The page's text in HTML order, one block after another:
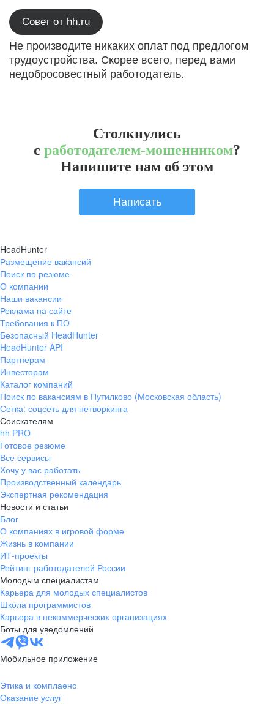
Совет от hh.ru
Не производите никаких оплат под предлогом
трудоустройства. Скорее всего, перед вами
недобросовестный работодатель.
Столкнулись
с работодателем-мошенником?
Напишите нам об этом
Написать
HeadHunter
Размещение вакансий
Поиск по резюме
О компании
Наши вакансии
Реклама на сайте
Требования к ПО
Безопасный HeadHunter
HeadHunter API
Партнерам
Инвесторам
Каталог компаний
Поиск по вакансиям в Путилково (Московская область)
Сетка: соцсеть для нетворкинга
Соискателям
hh PRO
Готовое резюме
Все сервисы
Хочу у вас работать
Производственный календарь
Экспертная рекомендация
Новости и статьи
Блог
О компаниях в игровой форме
Жизнь в компании
ИТ-проекты
Рейтинг работодателей России
Молодым специалистам
Карьера для молодых специалистов
Школа программистов
Карьера в некоммерческих организациях
Боты для уведомлений
Мобильное приложение
Этика и комплаенс
Оказание услуг